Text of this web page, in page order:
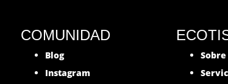
COMUNIDAD
Blog
Instagram